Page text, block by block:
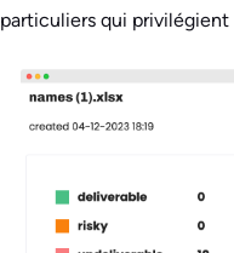
particuliers qui